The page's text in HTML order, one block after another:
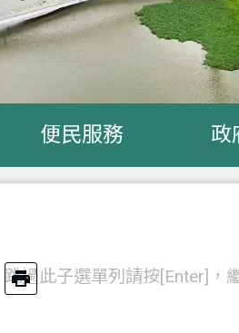
便民服務 政
跳過此子選單列請按[Enter]，